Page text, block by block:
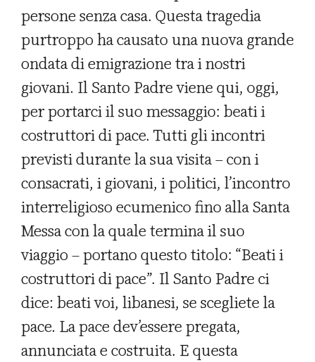
persone senza casa. Questa tragedia
purtroppo ha causato una nuova grande
ondata di emigrazione tra i nostri
giovani. Il Santo Padre viene qui, oggi,
per portarci il suo messaggio: beati i
costruttori di pace. Tutti gli incontri
previsti durante la sua visita – con i
consacrati, i giovani, i politici, l’incontro
interreligioso ecumenico fino alla Santa
Messa con la quale termina il suo
viaggio – portano questo titolo: “Beati i
costruttori di pace”. Il Santo Padre ci
dice: beati voi, libanesi, se scegliete la
pace. La pace dev’essere pregata,
annunciata e costruita. E questa